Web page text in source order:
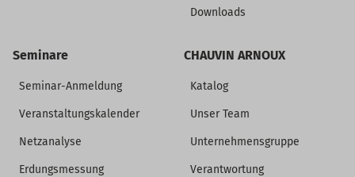
Downloads
Seminare
Seminar-Anmeldung
Veranstaltungskalender
Netzanalyse
Erdungsmessung
CHAUVIN ARNOUX
Katalog
Unser Team
Unternehmensgruppe
Verantwortung